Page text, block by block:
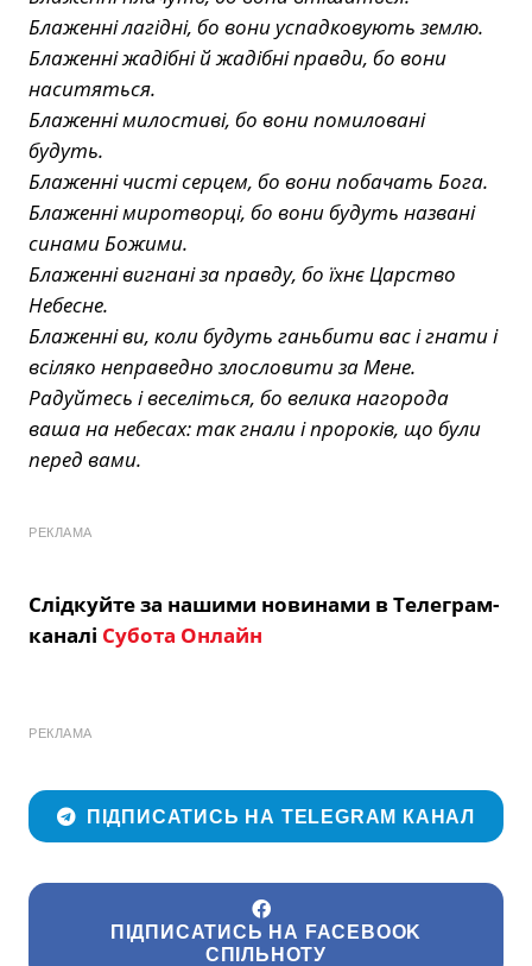
Блаженні лагідні, бо вони успадковують землю.
Блаженні жадібні й жадібні правди, бо вони
наситяться.
Блаженні милостиві, бо вони помиловані
будуть.
Блаженні чисті серцем, бо вони побачать Бога.
Блаженні миротворці, бо вони будуть названі
синами Божими.
Блаженні вигнані за правду, бо їхнє Царство
Небесне.
Блаженні ви, коли будуть ганьбити вас і гнати і
всіляко неправедно злословити за Мене.
Радуйтесь і веселіться, бо велика нагорода
ваша на небесах: так гнали і пророків, що були
перед вами.
РЕКЛАМА
Слідкуйте за нашими новинами в Телеграм-
каналі Субота Онлайн
РЕКЛАМА
ПІДПИСАТИСЬ НА TELEGRAM КАНАЛ
ПІДПИСАТИСЬ НА FACEBOOK
СПІЛЬНОТУ